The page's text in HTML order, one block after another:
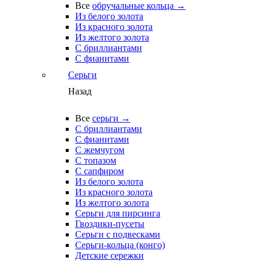
Все обручальные кольца →
Из белого золота
Из красного золота
Из желтого золота
С бриллиантами
С фианитами
Серьги
Назад
Все серьги →
С бриллиантами
С фианитами
С жемчугом
С топазом
С сапфиром
Из белого золота
Из красного золота
Из желтого золота
Серьги для пирсинга
Гвоздики-пусеты
Серьги с подвесками
Серьги-кольца (конго)
Детские сережки